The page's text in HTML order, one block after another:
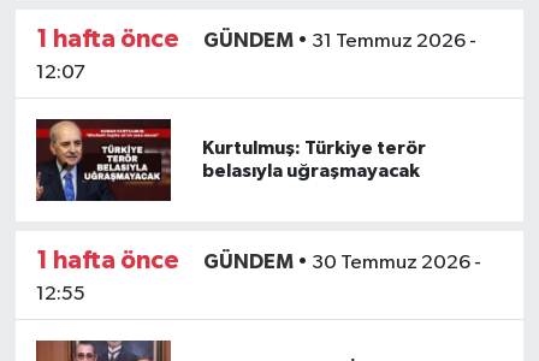
1 hafta önce GÜNDEM• 31 Temmuz 2026 -
12:07
Kurtulmuş: Türkiye terör
belasıyla uğraşmayacak
1 hafta önce GÜNDEM• 30 Temmuz 2026 -
12:55